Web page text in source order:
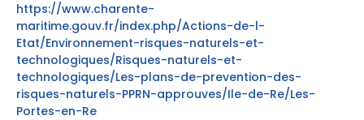
https://www.charente-
maritime.gouv.fr/index.php/Actions-de-l-
Etat/Environnement-risques-naturels-et-
technologiques/Risques-naturels-et-
technologiques/Les-plans-de-prevention-des-
risques-naturels-PPRN-approuves/Ile-de-Re/Les-
Portes-en-Re